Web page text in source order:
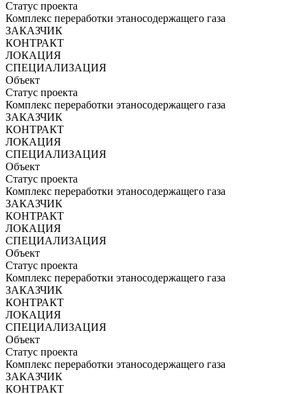
Статус проекта
Комплекс переработки этаносодержащего газа
ЗАКАЗЧИК
КОНТРАКТ
ЛОКАЦИЯ
СПЕЦИАЛИЗАЦИЯ
Объект
Статус проекта
Комплекс переработки этаносодержащего газа
ЗАКАЗЧИК
КОНТРАКТ
ЛОКАЦИЯ
СПЕЦИАЛИЗАЦИЯ
Объект
Статус проекта
Комплекс переработки этаносодержащего газа
ЗАКАЗЧИК
КОНТРАКТ
ЛОКАЦИЯ
СПЕЦИАЛИЗАЦИЯ
Объект
Статус проекта
Комплекс переработки этаносодержащего газа
ЗАКАЗЧИК
КОНТРАКТ
ЛОКАЦИЯ
СПЕЦИАЛИЗАЦИЯ
Объект
Статус проекта
Комплекс переработки этаносодержащего газа
ЗАКАЗЧИК
КОНТРАКТ